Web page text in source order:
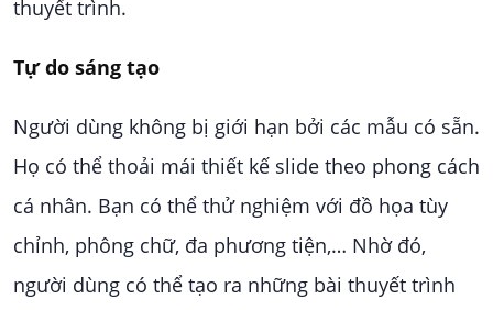
thuyết trình.
Tự do sáng tạo
Người dùng không bị giới hạn bởi các mẫu có sẵn.
Họ có thể thoải mái thiết kế slide theo phong cách
cá nhân. Bạn có thể thử nghiệm với đồ họa tùy
chỉnh, phông chữ, đa phương tiện,… Nhờ đó,
người dùng có thể tạo ra những bài thuyết trình